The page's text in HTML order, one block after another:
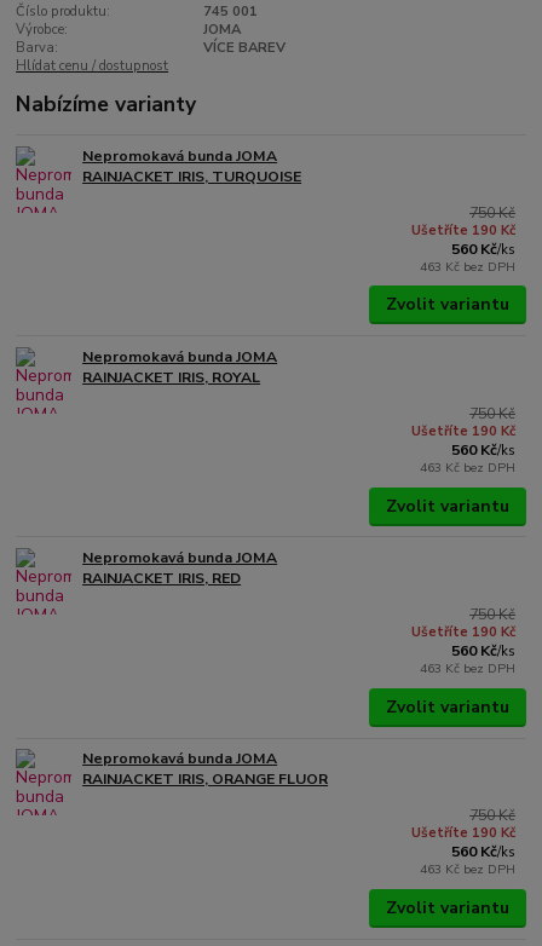
Číslo produktu:
745 001
Výrobce:
JOMA
Barva:
VÍCE BAREV
Hlídat cenu / dostupnost
Nabízíme varianty
Nepromokavá bunda JOMA
RAINJACKET IRIS, TURQUOISE
750 Kč
Ušetříte 190 Kč
560 Kč/ks
463 Kč bez DPH
Zvolit variantu
Nepromokavá bunda JOMA
RAINJACKET IRIS, ROYAL
750 Kč
Ušetříte 190 Kč
560 Kč/ks
463 Kč bez DPH
Zvolit variantu
Nepromokavá bunda JOMA
RAINJACKET IRIS, RED
750 Kč
Ušetříte 190 Kč
560 Kč/ks
463 Kč bez DPH
Zvolit variantu
Nepromokavá bunda JOMA
RAINJACKET IRIS, ORANGE FLUOR
750 Kč
Ušetříte 190 Kč
560 Kč/ks
463 Kč bez DPH
Zvolit variantu